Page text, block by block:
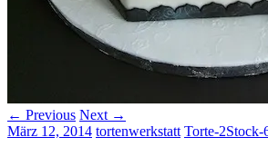
← Previous Next →
März 12, 2014 tortenwerkstatt Torte-2Stock-